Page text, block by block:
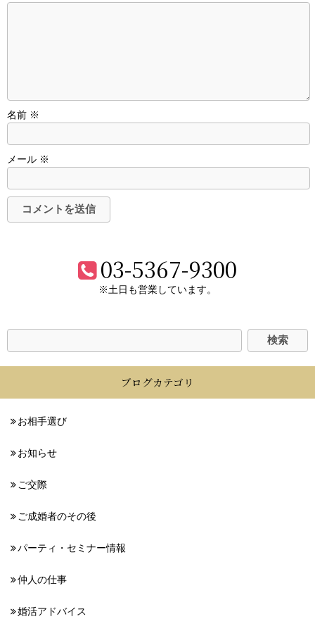
名前 ※
メール ※
03-5367-9300
※土日も営業しています。
ブログカテゴリ
お相手選び
お知らせ
ご交際
ご成婚者のその後
パーティ・セミナー情報
仲人の仕事
婚活アドバイス